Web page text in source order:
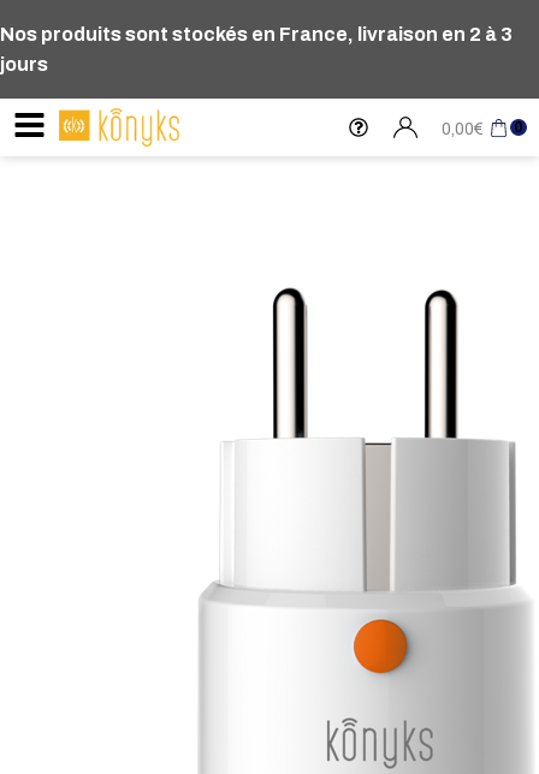
Nos produits sont stockés en France, livraison en 2 à 3
jours
0,00€ 0